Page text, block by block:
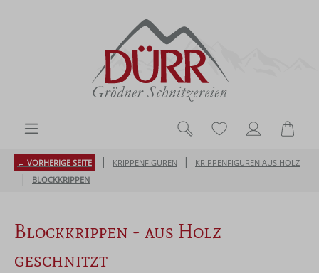
Du hast 0
← VORHERIGE SEITE | KRIPPENFIGUREN | KRIPPENFIGUREN AUS HOLZ
| BLOCKKRIPPEN
Blockkrippen - aus Holz
geschnitzt